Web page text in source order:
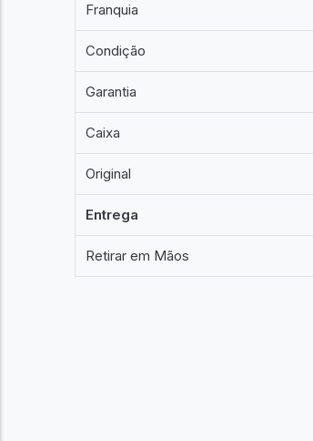
Franquia
Condição
Garantia
Caixa
Original
Entrega
Retirar em Mãos